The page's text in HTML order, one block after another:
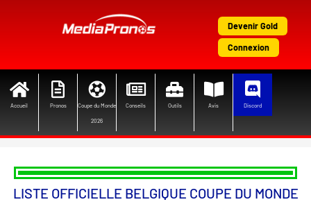
Devenir Gold
Connexion
Accueil Pronos Coupe du Monde
2026
Conseils Outils Avis Discord
LISTE OFFICIELLE BELGIQUE COUPE DU MONDE